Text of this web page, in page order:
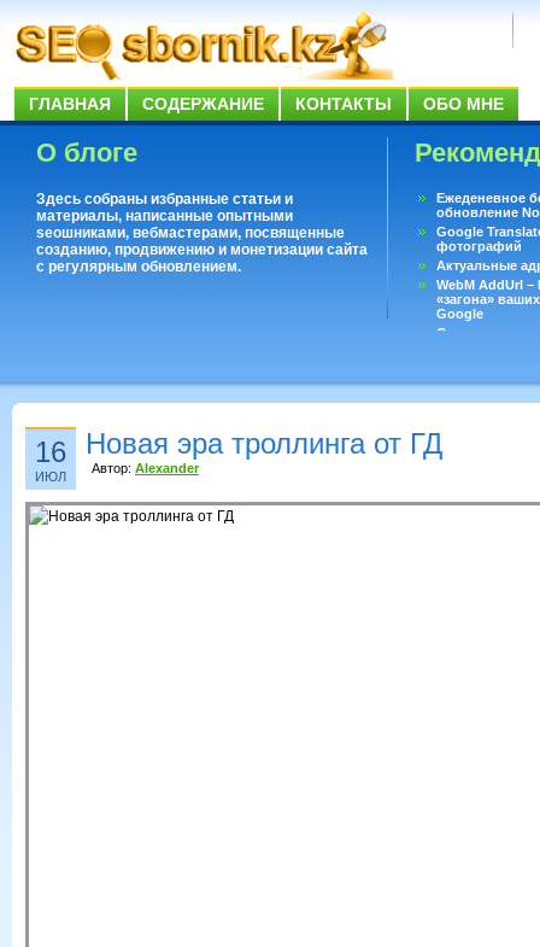
ГЛАВНАЯ СОДЕРЖАНИЕ КОНТАКТЫ ОБО МНЕ
О блоге
Здесь собраны избранные статьи и
материалы, написанные опытными
seoшниками, вебмастерами, посвященные
созданию, продвижению и монетизации сайта
с регулярным обновлением.
Ежеденевное
обновление
Google
фотографий
Актуальные
WebM AddUrl
«загона»
Google
Существует
16
ИЮЛ
Новая эра троллинга от ГД
Автор: Alexander